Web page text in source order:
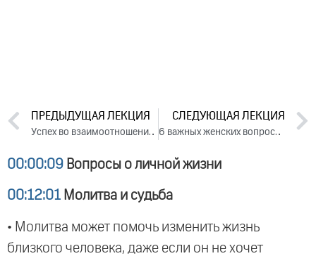
ПРЕДЫДУЩАЯ ЛЕКЦИЯ
Успех во взаимоотношениях. Лекция 1 (2017)
СЛЕДУЮЩАЯ ЛЕКЦИЯ
6 важных женских вопросов
00:00:09 Вопросы о личной жизни
00:12:01 Молитва и судьба
• Молитва может помочь изменить жизнь
близкого человека, даже если он не хочет